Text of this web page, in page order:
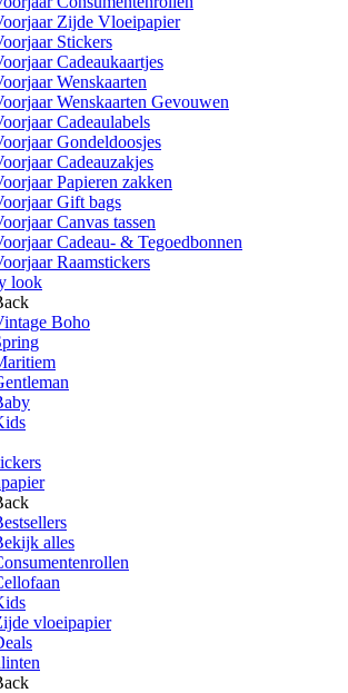
Zijde Vloeipapier
Stickers
Cadeaukaartjes
Wenskaarten
Wenskaarten Gevouwen
Cadeaulabels
Gondeldoosjes
Cadeauzakjes
Papieren zakken
Gift bags
Canvas tassen
Cadeau- & Tegoedbonnen
Raamstickers
look
Boho
alles
vloeipapier